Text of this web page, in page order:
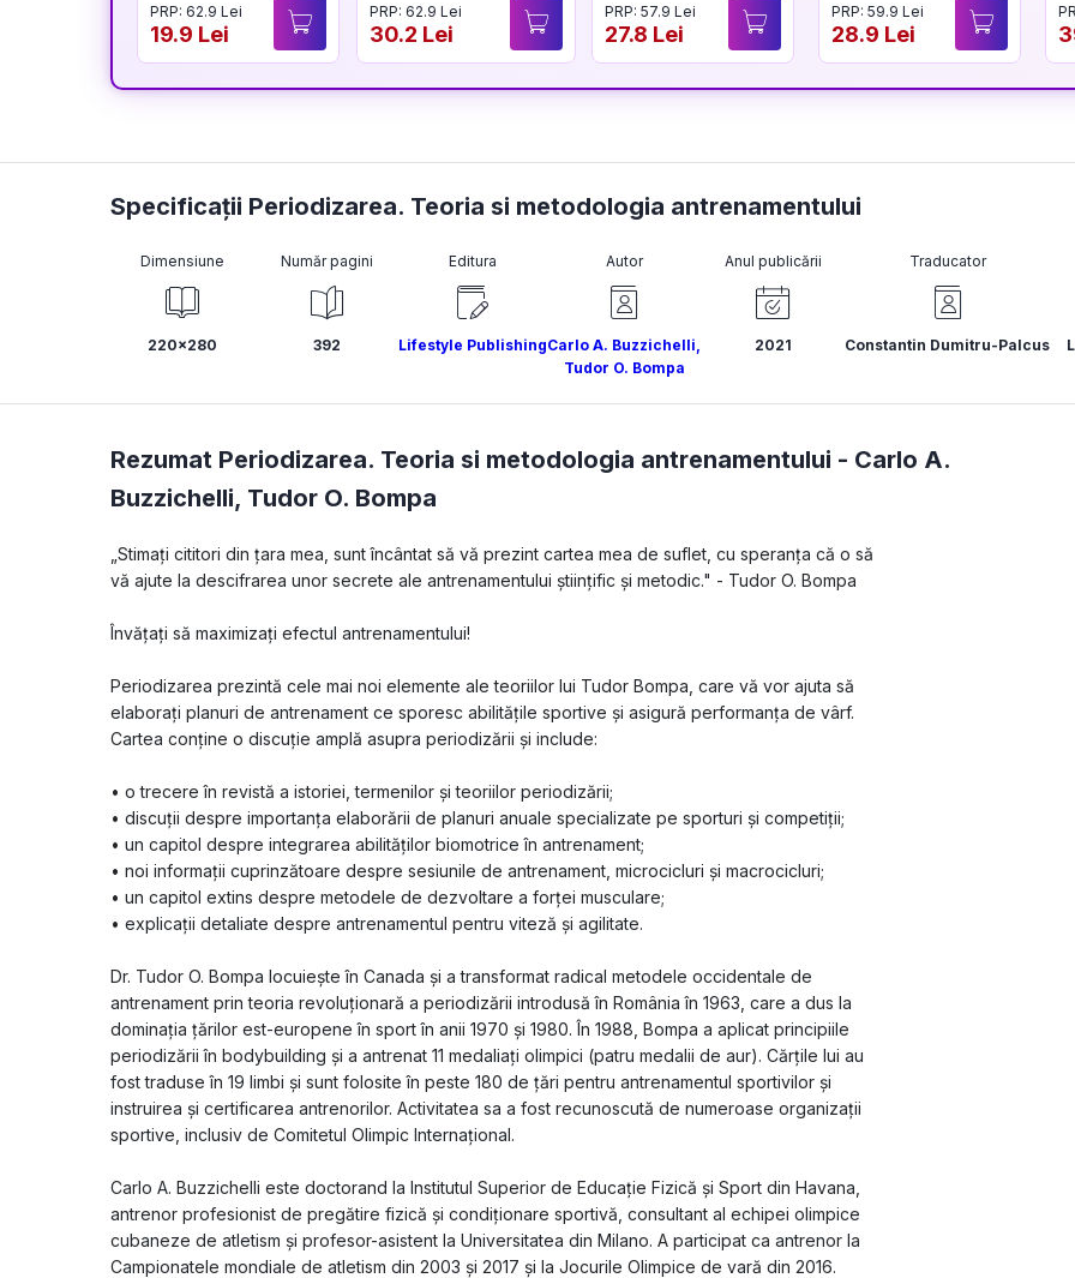
PRP: 62.9 Lei
19.9 Lei
PRP: 62.9 Lei
30.2 Lei
PRP: 57.9 Lei
27.8 Lei
PRP: 59.9 Lei
28.9 Lei
Specificații Periodizarea. Teoria si metodologia antrenamentului
Dimensiune
220x280
Număr pagini
392
Editura
Lifestyle Publishing
Autor
Carlo A. Buzzichelli,
Tudor O. Bompa
Anul publicării
2021
Traducator
Constantin Dumitru-Palcus
Rezumat Periodizarea. Teoria si metodologia antrenamentului - Carlo A.
Buzzichelli, Tudor O. Bompa
„Stimați cititori din țara mea, sunt încântat să vă prezint cartea mea de suflet, cu speranța că o să
vă ajute la descifrarea unor secrete ale antrenamentului științific și metodic." - Tudor O. Bompa
Învățați să maximizați efectul antrenamentului!
Periodizarea prezintă cele mai noi elemente ale teoriilor lui Tudor Bompa, care vă vor ajuta să
elaborați planuri de antrenament ce sporesc abilitățile sportive și asigură performanța de vârf.
Cartea conține o discuție amplă asupra periodizării și include:
• o trecere în revistă a istoriei, termenilor și teoriilor periodizării;
• discuții despre importanța elaborării de planuri anuale specializate pe sporturi și competiții;
• un capitol despre integrarea abilităților biomotrice în antrenament;
• noi informații cuprinzătoare despre sesiunile de antrenament, microcicluri și macrocicluri;
• un capitol extins despre metodele de dezvoltare a forței musculare;
• explicații detaliate despre antrenamentul pentru viteză și agilitate.
Dr. Tudor O. Bompa locuiește în Canada și a transformat radical metodele occidentale de
antrenament prin teoria revoluționară a periodizării introdusă în România în 1963, care a dus la
dominația țărilor est-europene în sport în anii 1970 și 1980. În 1988, Bompa a aplicat principiile
periodizării în bodybuilding și a antrenat 11 medaliați olimpici (patru medalii de aur). Cărțile lui au
fost traduse în 19 limbi și sunt folosite în peste 180 de țări pentru antrenamentul sportivilor și
instruirea și certificarea antrenorilor. Activitatea sa a fost recunoscută de numeroase organizații
sportive, inclusiv de Comitetul Olimpic Internațional.
Carlo A. Buzzichelli este doctorand la Institutul Superior de Educație Fizică și Sport din Havana,
antrenor profesionist de pregătire fizică și condiționare sportivă, consultant al echipei olimpice
cubaneze de atletism și profesor-asistent la Universitatea din Milano. A participat ca antrenor la
Campionatele mondiale de atletism din 2003 și 2017 și la Jocurile Olimpice de vară din 2016.